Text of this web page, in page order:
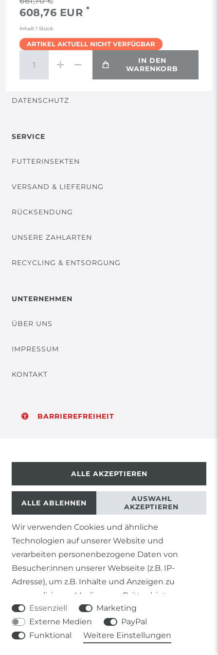
608,76 EUR *
Inhalt 1 Stück
ARTIKEL AKTUELL NICHT VERFÜGBAR
IN DEN
WARENKORB
AGB
WIDERRUF
DATENSCHUTZ
SERVICE
FUTTERINSEKTEN
VERSAND & LIEFERUNG
RÜCKSENDUNG
UNSERE ZAHLARTEN
RECYCLING & ENTSORGUNG
UNTERNEHMEN
ÜBER UNS
IMPRESSUM
KONTAKT
BARRIEREFREIHEIT
© Copyright 2026 | Alle Rechte vorbehalten.
1) Gilt nicht für Sendungen mit Futterinsekten,
Lebendpflanzen, Frostfutter oder lebende Tiere, sowie
Lieferungen per Spedition
2) gilt für sofort lieferbare Artikel und Produkte die keine
Soweit nicht anders genannt, basieren alle
Prozentangaben von Sonderangeboten auf die Ersparnis
gegenüber der UVP des Herstellers.
Wir verwenden Cookies und ähnliche
Technologien auf unserer Website und
verarbeiten personenbezogene Daten von
Besucher:innen unserer Webseite (z.B. IP-
Adresse), um z.B. Inhalte und Anzeigen zu
personalisieren, Medien von Drittanbietern
einzubinden oder Zugriffe auf unsere Website zu
analysieren. Die Datenverarbeitung erfolgt erst
durch gesetzte Cookies. Wir teilen diese Daten
Essenziell
Marketing
Externe Medien
PayPal
Funktional
Weitere Einstellungen
ALLE AKZEPTIEREN
ALLE ABLEHNEN
AUSWAHL
AKZEPTIEREN